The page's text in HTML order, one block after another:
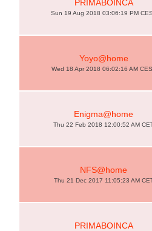
PRIMABOINCA
Sun 19 Aug 2018 03:06:19 PM
Yoyo@home
Wed 18 Apr 2018 06:02:16 AM
Enigma@home
Thu 22 Feb 2018 12:00:52 AM
NFS@home
Thu 21 Dec 2017 11:05:23 AM
PRIMABOINCA